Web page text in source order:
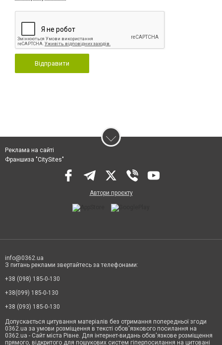
Відправити
Реклама на сайті
Франшиза "CitySites"
Автори проєкту
info@0362.ua
З питань реклами звертайтесь за телефонами:
+38 (098) 185-0-130
+38(099) 185-0-130
+38 (093) 185-0-130
Допускається цитування матеріалів без отримання попередньої згоди
0362.ua за умови розміщення в тексті обов'язкового посилання на
0362.ua - Сайт міста Рівне. Для інтернет-видань обов'язкове розміщення
прямого, відкритого для пошукових систем гіперпосилання на цитовані